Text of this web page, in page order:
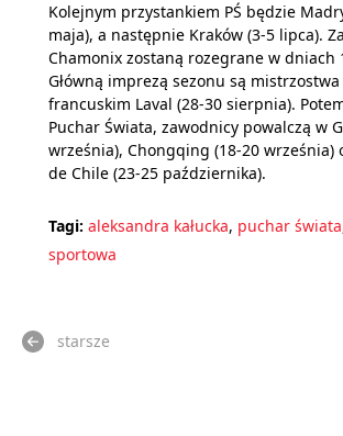
Kolejnym przystankiem PŚ będzie
maja), a następnie Kraków (3-5 lipca).
Chamonix zostaną rozegrane w dniach
Główną imprezą sezonu są
francuskim Laval (28-30 sierpnia).
Puchar Świata, zawodnicy powalczą w
września), Chongqing (18-20 września)
de Chile (23-25 października).
Tagi: aleksandra kałucka, puchar świata
sportowa
starsze